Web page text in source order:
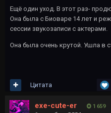
Ещё один уход. В этот раз-
Она была с Биоваре 14 лет и
сессии звукозаписи с актерами.
Она была очень крутой. Ушла в
Цитата
exe-cute-er 1 659